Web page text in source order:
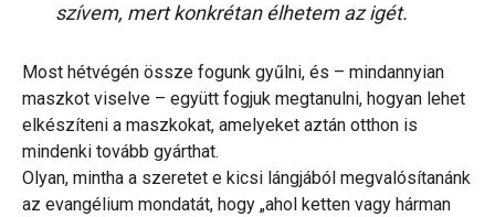
szívem, mert konkrétan élhetem az igét.
Most hétvégén össze fogunk gyűlni, és – mindannyian
maszkot viselve – együtt fogjuk megtanulni, hogyan lehet
elkészíteni a maszkokat, amelyeket aztán otthon is
mindenki tovább gyárthat.
Olyan, mintha a szeretet e kicsi lángjából megvalósítanánk
az evangélium mondatát, hogy „ahol ketten vagy hárman